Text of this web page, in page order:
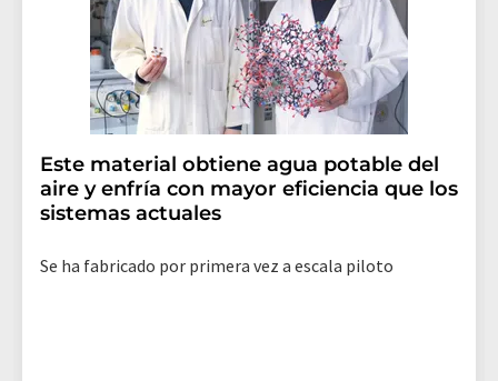
Este material obtiene agua potable del
aire y enfría con mayor eficiencia que los
sistemas actuales
Se ha fabricado por primera vez a escala piloto